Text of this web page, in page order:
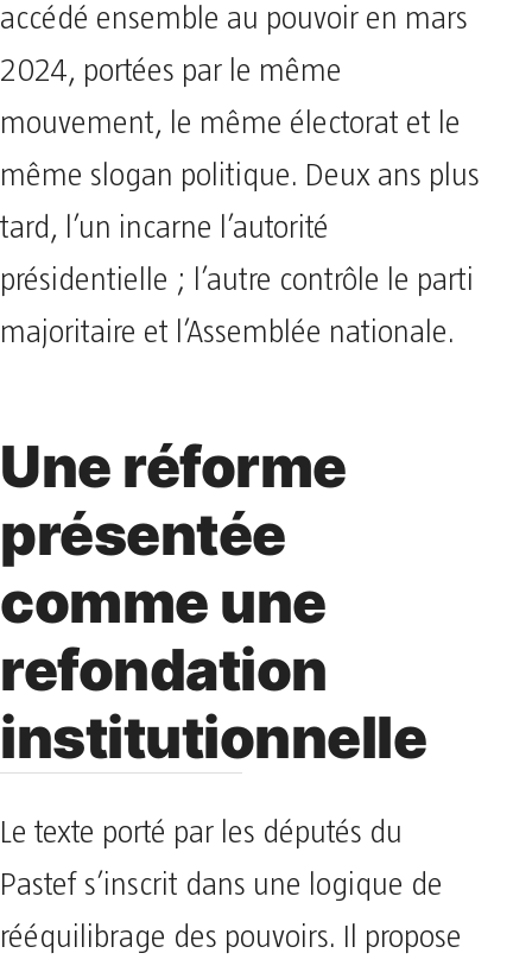
accédé ensemble au pouvoir en mars
2024, portées par le même
mouvement, le même électorat et le
même slogan politique. Deux ans plus
tard, l’un incarne l’autorité
présidentielle ; l’autre contrôle le parti
majoritaire et l’Assemblée nationale.
Une réforme
présentée
comme une
refondation
institutionnelle
Le texte porté par les députés du
Pastef s’inscrit dans une logique de
rééquilibrage des pouvoirs. Il propose